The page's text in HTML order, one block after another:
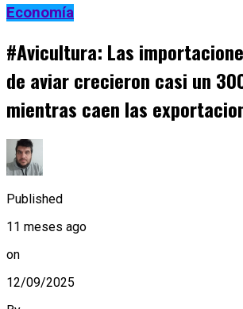
Economía
#Avicultura: Las
de aviar crecieron casi un
mientras caen las
Published
11 meses ago
on
12/09/2025